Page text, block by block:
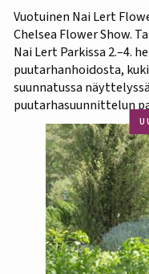
Vuotuinen Nai Lert
Chelsea Flower Show.
Nai Lert Parkissa 2.–4.
puutarhanhoidosta,
suunnatussa
puutarhasuunnittelun
tapahtuma on osa
pyrkii piristämään
Thaimaa tunnetaan
kasvistostaan,…